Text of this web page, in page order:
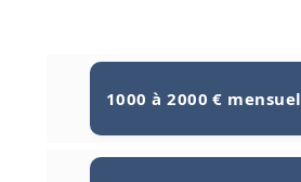
1000 à 2000 € mensuel